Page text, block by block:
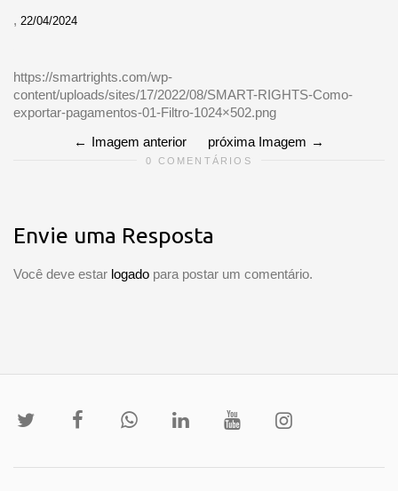
, 22/04/2024
https://smartrights.com/wp-
content/uploads/sites/17/2022/08/SMART-RIGHTS-Como-
exportar-pagamentos-01-Filtro-1024×502.png
Imagem anterior
próxima Imagem
0 COMENTÁRIOS
Envie uma Resposta
Você deve estar logado para postar um comentário.